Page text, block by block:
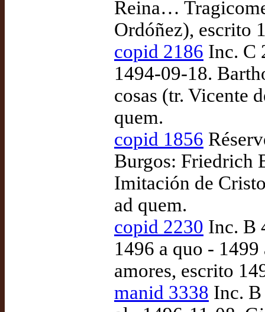
Reina…
Ordóñez), escrito
copid 2186 Inc. C
1494-09-18.
cosas (tr. Vicente
quem.
copid 1856
Burgos: Friedrich
Imitación de
ad quem.
copid 2230 Inc. B
1496 a quo -
amores, escrito
manid 3338 Inc.